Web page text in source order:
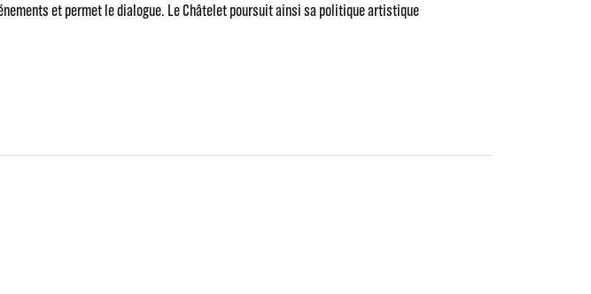
et permet le dialogue. Le Châtelet poursuit ainsi sa politique artistique